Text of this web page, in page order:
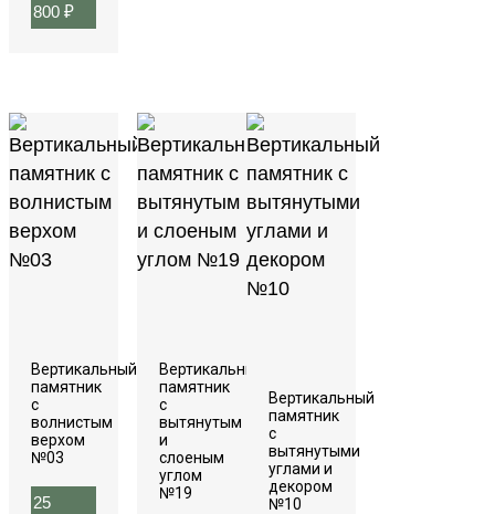
800 ₽
Вертикальный
памятник
с
волнистым
верхом
№03
25
Вертикальный
памятник
с
вытянутым
и
слоеным
углом
№19
Вертикальный
памятник
с
вытянутыми
углами и
декором
№10